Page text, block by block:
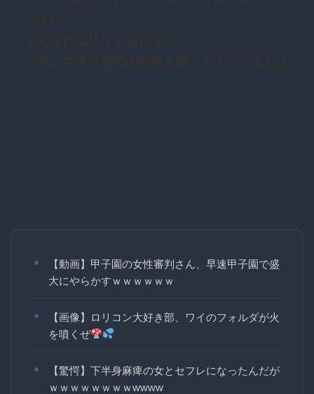
【動画】甲子園の女性審判さん、早速甲子園で盛
大にやらかすｗｗｗｗｗｗ
【画像】ロリコン大好き部、ワイのフォルダが火
を噴くぜ
【驚愕】下半身麻痺の女とセフレになったんだが
ｗｗｗｗｗｗｗｗwwww